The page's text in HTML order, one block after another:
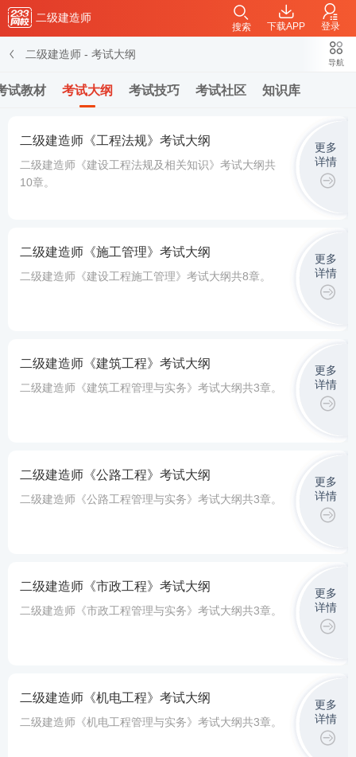
二级建造师
下载APP 登录
搜索
二级建造师 - 考试大纲
试教材 考试大纲 考试技巧 考试社区 知识库
导航
二级建造师《工程法规》考试大纲
二级建造师《建设工程法规及相关知识》考试大纲共
10章。
更多
详情
二级建造师《施工管理》考试大纲
二级建造师《建设工程施工管理》考试大纲共8章。
更多
详情
二级建造师《建筑工程》考试大纲
二级建造师《建筑工程管理与实务》考试大纲共3章。
更多
详情
二级建造师《公路工程》考试大纲
二级建造师《公路工程管理与实务》考试大纲共3章。
更多
详情
二级建造师《市政工程》考试大纲
二级建造师《市政工程管理与实务》考试大纲共3章。
更多
详情
二级建造师《机电工程》考试大纲
二级建造师《机电工程管理与实务》考试大纲共3章。
更多
详情